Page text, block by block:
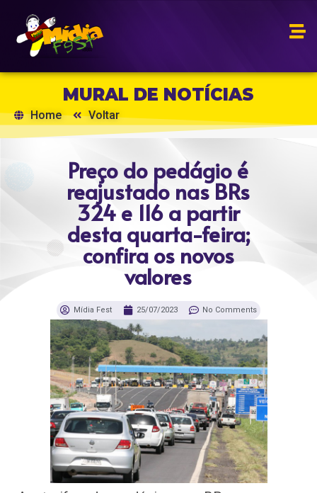
MURAL DE NOTÍCIAS
Home Voltar
Preço do pedágio é
reajustado nas BRs
324 e 116 a partir
desta quarta-feira;
confira os novos
valores
Mídia Fest 25/07/2023 No Comments